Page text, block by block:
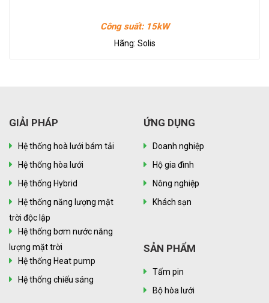
Công suất: 15kW
Hãng: Solis
GIẢI PHÁP
Hệ thống hoà lưới bám tải
Hệ thống hòa lưới
Hệ thống Hybrid
Hệ thống năng lượng mặt
trời độc lập
Hệ thống bơm nước năng
lượng mặt trời
Hệ thống Heat pump
Hệ thống chiếu sáng
ỨNG DỤNG
Doanh nghiệp
Hộ gia đình
Nông nghiệp
Khách sạn
SẢN PHẨM
Tấm pin
Bộ hòa lưới